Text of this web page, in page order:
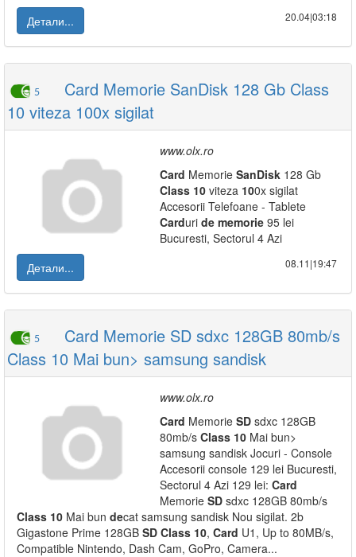
Детали...
20.04|03:18
5
Card Memorie SanDisk 128 Gb Class
10 viteza 100x sigilat
www.olx.ro
Card Memorie SanDisk 128 Gb
Class 10 viteza 100x sigilat
Accesorii Telefoane - Tablete
Carduri de memorie 95 lei
Bucuresti, Sectorul 4 Azi
Детали...
08.11|19:47
5
Card Memorie SD sdxc 128GB 80mb/s
Class 10 Mai bun> samsung sandisk
www.olx.ro
Card Memorie SD sdxc 128GB
80mb/s Class 10 Mai bun>
samsung sandisk Jocuri - Console
Accesorii console 129 lei Bucuresti,
Sectorul 4 Azi 129 lei: Card
Memorie SD sdxc 128GB 80mb/s
Class 10 Mai bun decat samsung sandisk Nou sigilat. 2b
Gigastone Prime 128GB SD Class 10, Card U1, Up to 80MB/s,
Compatible Nintendo, Dash Cam, GoPro, Camera...